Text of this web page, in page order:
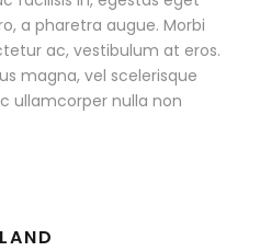
a pharetra augue. Morbi
ac, vestibulum at eros.
magna, vel scelerisque
ullamcorper nulla non